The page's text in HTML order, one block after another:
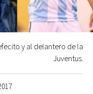
y al delantero de la
Juventus.